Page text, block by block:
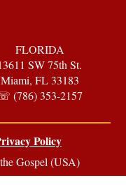
FLORIDA
SW 75th St.
Miami, FL 33183
(786) 353-2157
Policy
Gospel (USA)